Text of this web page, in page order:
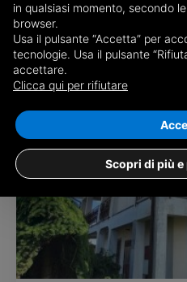
5 results for
in qualsiasi momento, secondo
browser.
Usa il pulsante “Accetta” per
tecnologie. Usa il pulsante
accettare.
Clicca qui per rifiutare
Scopri di più